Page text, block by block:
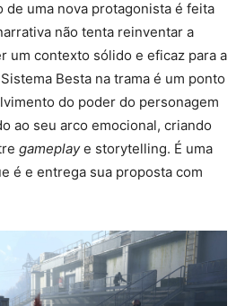
de uma nova protagonista é feita
não tenta reinventar a
um contexto sólido e eficaz para a
Besta na trama é um ponto
do poder do personagem
ao seu arco emocional, criando
gameplaye storytelling. É uma
é e entrega sua proposta com